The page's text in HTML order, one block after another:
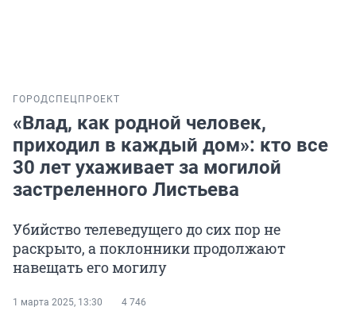
ГОРОДСПЕЦПРОЕКТ
«Влад, как родной человек,
приходил в каждый дом»: кто все
30 лет ухаживает за могилой
застреленного Листьева
Убийство телеведущего до сих пор не
раскрыто, а поклонники продолжают
навещать его могилу
1 марта 2025, 13:30 4 746